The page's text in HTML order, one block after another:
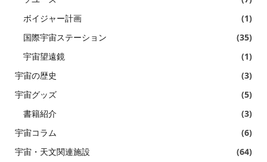
ボイジャー計画
(1)
国際宇宙ステーション
(35)
宇宙望遠鏡
(1)
宇宙の歴史
(3)
宇宙グッズ
(5)
書籍紹介
(3)
宇宙コラム
(6)
宇宙・天文関連施設
(64)